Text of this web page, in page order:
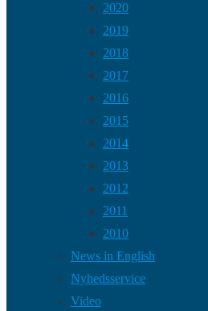
2020
2019
2018
2017
2016
2015
2014
2013
2012
2011
2010
News in English
Nyhedsservice
Video